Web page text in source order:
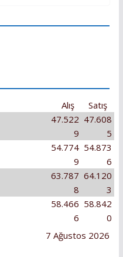
Satış
Alış
47.608
5
47.522
9
54.873
6
54.774
9
64.120
3
63.787
8
58.842
0
58.466
6
7 Ağustos 2026